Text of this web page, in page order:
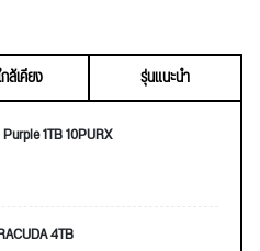
ล้เคียง
รุ่นแนะนำ
1TB 10PURX
4TB